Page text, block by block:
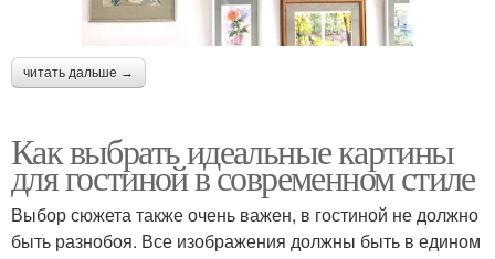
читать дальше →
Как выбрать идеальные картины
для гостиной в современном стиле
Выбор сюжета также очень важен, в гостиной не должно
быть разнобоя. Все изображения должны быть в едином